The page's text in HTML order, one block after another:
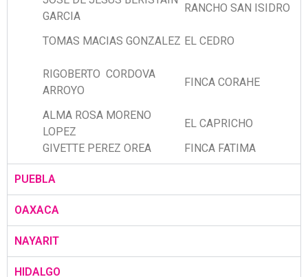
GARCIA
RANCHO SAN ISIDRO
TOMAS MACIAS GONZALEZ EL CEDRO
RIGOBERTO CORDOVA
ARROYO
FINCA CORAHE
ALMA ROSA MORENO
LOPEZ
EL CAPRICHO
GIVETTE PEREZ OREA
FINCA FATIMA
PUEBLA
OAXACA
NAYARIT
HIDALGO